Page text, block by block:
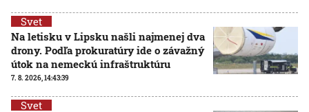
Svet
Na letisku v Lipsku našli najmenej dva
drony. Podľa prokuratúry ide o závažný
útok na nemeckú infraštruktúru
7. 8. 2026, 14:43:39
Svet